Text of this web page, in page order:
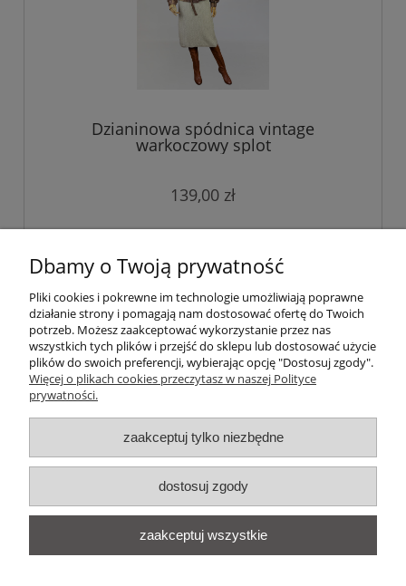
Dzianinowa spódnica vintage
warkoczowy splot
139,00 zł
« 1 2 3 »
Informacje
O nas
Dbamy o Twoją prywatność
Pliki cookies i pokrewne im technologie umożliwiają poprawne
działanie strony i pomagają nam dostosować ofertę do Twoich
potrzeb. Możesz zaakceptować wykorzystanie przez nas
wszystkich tych plików i przejść do sklepu lub dostosować użycie
plików do swoich preferencji, wybierając opcję "Dostosuj zgody".
Więcej o plikach cookies przeczytasz w naszej Polityce
prywatności.
zaakceptuj tylko niezbędne
dostosuj zgody
zaakceptuj wszystkie